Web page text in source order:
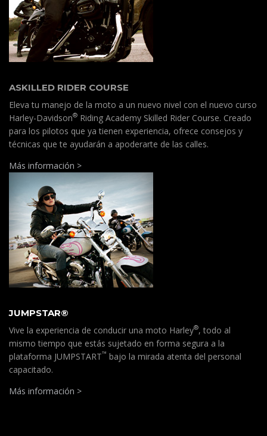
ASKILLED RIDER COURSE
Eleva tu manejo de la moto a un nuevo nivel con el nuevo curso
Harley-Davidson® Riding Academy Skilled Rider Course. Creado
para los pilotos que ya tienen experiencia, ofrece consejos y
técnicas que te ayudarán a apoderarte de las calles.
Más información >
JUMPSTAR®
Vive la experiencia de conducir una moto Harley®, todo al
mismo tiempo que estás sujetado en forma segura a la
plataforma JUMPSTART™ bajo la mirada atenta del personal
capacitado.
Más información >